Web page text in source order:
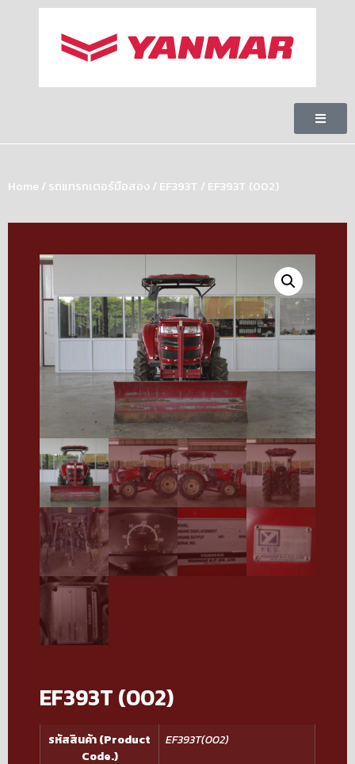
Home / รถแทรกเตอร์มือสอง / EF393T / EF393T (002)
EF393T (002)
รหัสสินค้า (Product
Code.)
EF393T(002)